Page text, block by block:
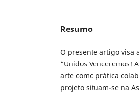
Resumo
O presente artigo visa
“Unidos Venceremos!
arte como prática
projeto situam-se na